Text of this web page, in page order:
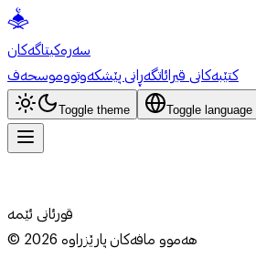
سەرەکیتاگەکان
کتێبەکانی قیرائاتگەڕانی پێشکەوتووموسحەف
Toggle theme Toggle language
قورئانی ئێمە
© 2026هەموو مافەکان پارێزراوە